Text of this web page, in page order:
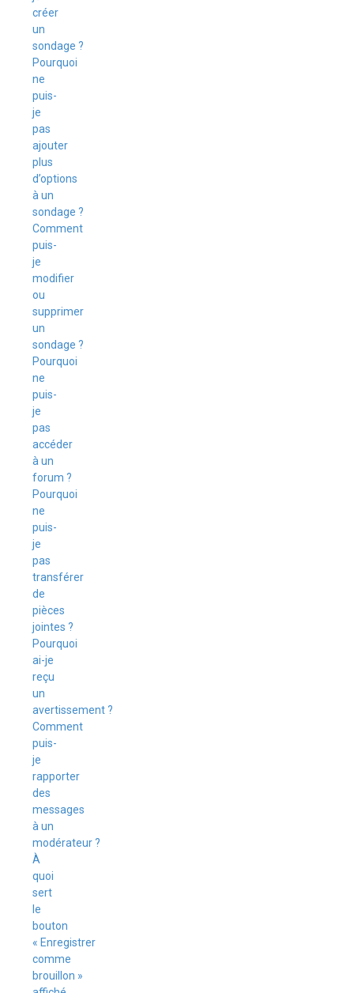
créer
un
sondage ?
Pourquoi
ne
puis-
je
pas
ajouter
plus
d’options
à un
sondage ?
Comment
puis-
je
modifier
ou
supprimer
un
sondage ?
Pourquoi
ne
puis-
je
pas
accéder
à un
forum ?
Pourquoi
ne
puis-
je
pas
transférer
de
pièces
jointes ?
Pourquoi
ai-je
reçu
un
avertissement ?
Comment
puis-
je
rapporter
des
messages
à un
modérateur ?
À
quoi
sert
le
bouton
« Enregistrer
comme
brouillon »